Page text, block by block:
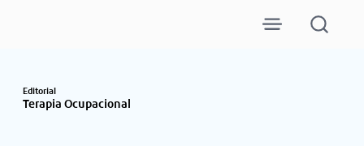
Editorial
Terapia Ocupacional